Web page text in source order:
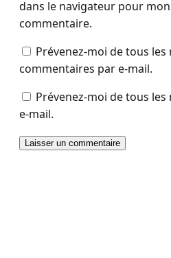
dans le navigateur pour
commentaire.
Prévenez-moi de tous les
commentaires par e-mail.
Prévenez-moi de tous
e-mail.